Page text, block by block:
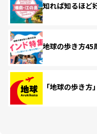
知れば知るほど
地球の歩き方45
「地球の歩き